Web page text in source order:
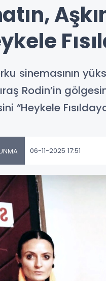
sinemasının
Rodin’in
“Heykele
06-11-2025 17:51